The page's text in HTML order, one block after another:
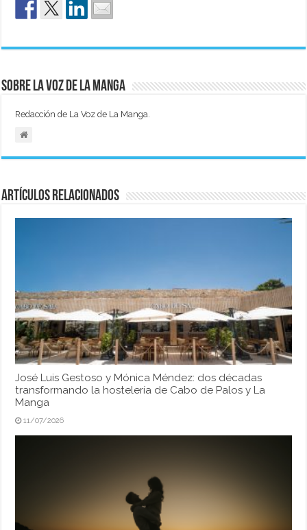
Sobre La Voz de La Manga
Redacción de La Voz de La Manga.
Artículos relacionados
José Luis Gestoso y Mónica Méndez: dos décadas
transformando la hostelería de Cabo de Palos y La
Manga
11/07/2026